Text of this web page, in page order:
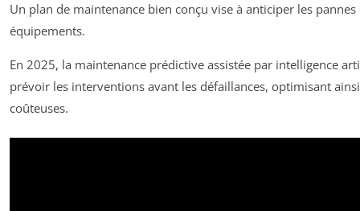
Un plan de maintenance bien conçu vise à anticiper les
équipements.
En 2025, la maintenance prédictive assistée par intelligence
prévoir les interventions avant les défaillances, optimisant
coûteuses.